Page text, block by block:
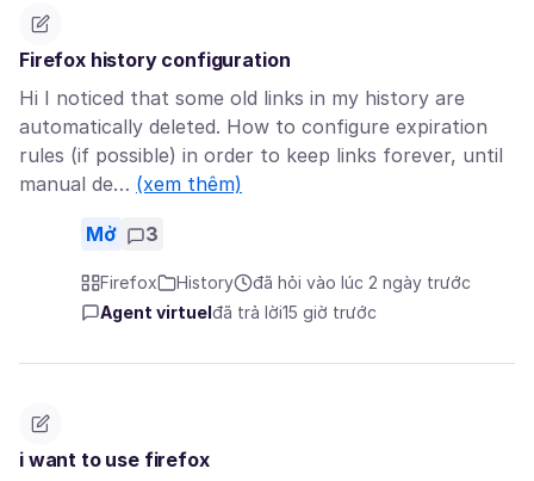
Firefox history configuration
Hi I noticed that some old links in my history are
automatically deleted. How to configure expiration
rules (if possible) in order to keep links forever, until
manual de… (xem thêm)
Mở 3
Firefox History
đã hỏi vào lúc 2 ngày trước
Agent virtuel đã trả lời15 giờ trước
i want to use firefox